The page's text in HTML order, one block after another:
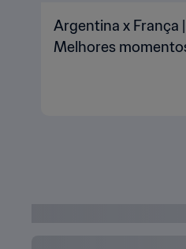
Argentina x França
Melhores